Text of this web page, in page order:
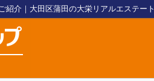
紹介｜大田区蒲田の大栄リアルエステート